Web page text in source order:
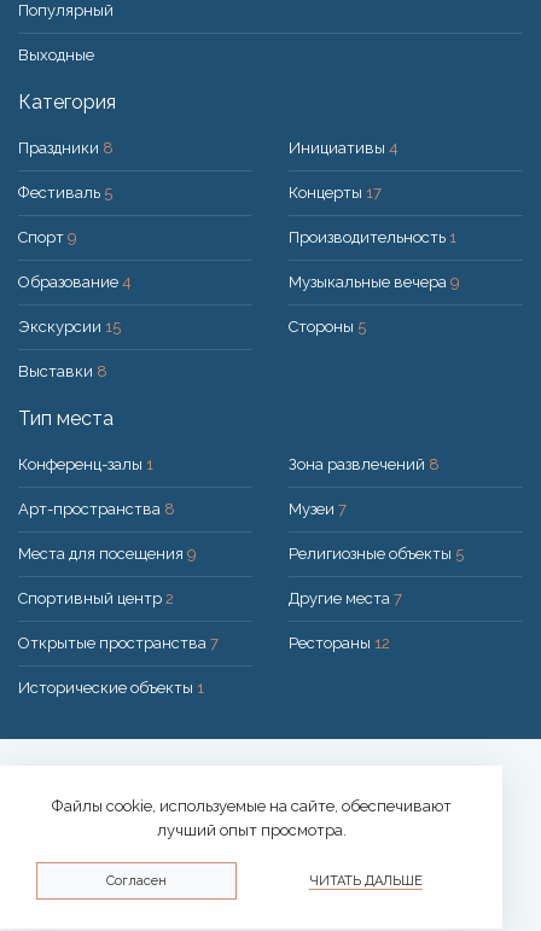
Популярный
Bыходные
Категория
Праздники 8
Фестиваль 5
Спорт 9
Образование 4
Экскурсии 15
Выставки 8
Инициативы 4
Концерты 17
Производительность 1
Музыкальные вечера 9
Стороны 5
Тип места
Конференц-залы 1
Арт-пространства 8
Места для посещения 9
Спортивный центр 2
Открытые пространства 7
Исторические объекты 1
Зона развлечений 8
Музеи 7
Религиозные объекты 5
Другие места 7
Рестораны 12
Политика конфиденциальности
Файлы cookie, используемые на сайте, обеспечивают
лучший опыт просмотра.
Согласен ЧИТАТЬ ДАЛЬШЕ